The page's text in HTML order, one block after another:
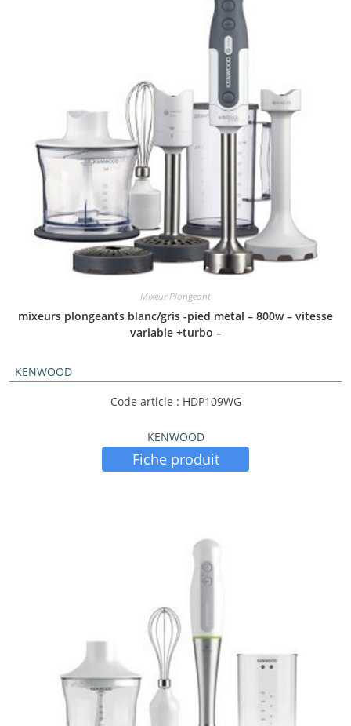
Mixeur Plongeant
mixeurs plongeants blanc/gris -pied metal – 800w – vitesse
variable +turbo –
KENWOOD
Code article : HDP109WG
KENWOOD
Fiche produit